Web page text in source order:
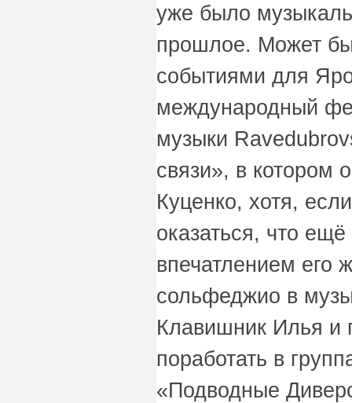
уже было
прошлое. Может
событиями для
международный
музыки
связи», в котором
Куценко, хотя,
оказаться, что
впечатлением его
сольфеджио в
Клавишник Илья и
поработать в
«Подводные